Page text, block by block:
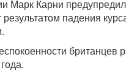
Марк Карни
падения
британцев